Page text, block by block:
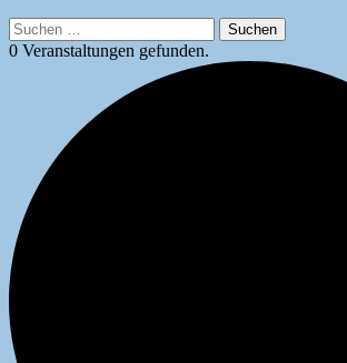
Suchen
nach:
0 Veranstaltungen gefunden.